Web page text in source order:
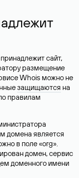
сайт,
размещение
Whois можно не
защищаются на
правилам
домена является
в поле «org».
домен, сервис
доменного имени